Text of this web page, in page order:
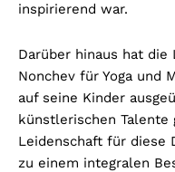
inspirierend war.
Darüber hinaus hat die
Nonchev für Yoga und
auf seine Kinder
künstlerischen Talente
Leidenschaft für diese
zu einem integralen